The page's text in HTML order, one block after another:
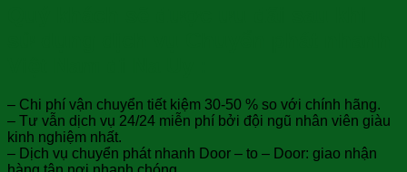
– Chi phí vận chuyển tiết kiệm 30-50 % so với chính hãng.
– Tư vẫn dịch vụ 24/24 miễn phí bởi đội ngũ nhân viên giàu
kinh nghiệm nhất.
– Dịch vụ chuyển phát nhanh Door – to – Door: giao nhận